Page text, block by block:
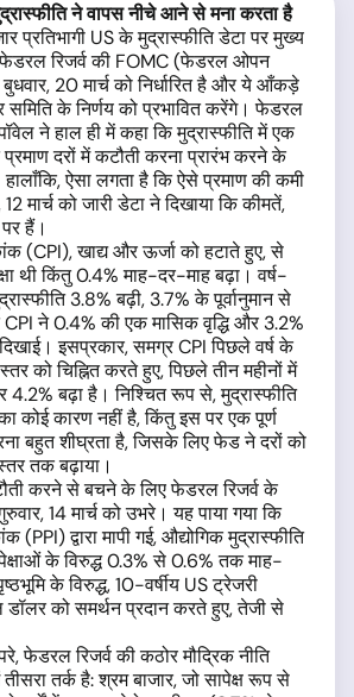
ने वापस नीचे आने से मना करता है
प्रतिभागी US के मुद्रास्फीति डेटा पर मुख्य
रिजर्व की FOMC (फेडरल ओपन
20 मार्च को निर्धारित है और ये आँकड़े
समिति के निर्णय को प्रभावित करेंगे। फेडरल
ने हाल ही में कहा कि मुद्रास्फीति में एक
दरों में कटौती करना प्रारंभ करने के
ऐसा लगता है कि ऐसे प्रमाण की कमी
मार्च को जारी डेटा ने दिखाया कि कीमतें,
हैं।
(CPI), खाद्य और ऊर्जा को हटाते हुए, से
थी किंतु 0.4% माह-दर-माह बढ़ा। वर्ष-
3.8% बढ़ी, 3.7% के पूर्वानुमान से
ने 0.4% की एक मासिक वृद्धि और 3.2%
दिखाई। इसप्रकार, समग्र CPI पिछले वर्ष के
को चिह्नित करते हुए, पिछले तीन महीनों में
4.2% बढ़ा है। निश्चित रूप से, मुद्रास्फीति
कोई कारण नहीं है, किंतु इस पर एक पूर्ण
बहुत शीघ्रता है, जिसके लिए फेड ने दरों को
तक बढ़ाया।
करने से बचने के लिए फेडरल रिजर्व के
14 मार्च को उभरे। यह पाया गया कि
द्वारा मापी गई, औद्योगिक मुद्रास्फीति
के विरुद्ध 0.3% से 0.6% तक माह-
के विरुद्ध, 10-वर्षीय US ट्रेजरी
डॉलर को समर्थन प्रदान करते हुए, तेजी से
फेडरल रिजर्व की कठोर मौद्रिक नीति
तर्क है: श्रम बाजार, जो सापेक्ष रूप से